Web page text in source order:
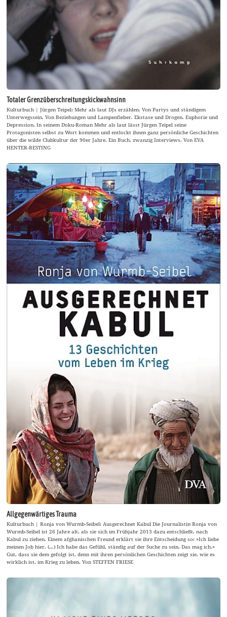
Totaler Grenzüberschreitungskickwahnsinn
Kulturbuch | Jürgen Teipel: Mehr als laut DJs erzählen. Von Partys und ständigem
Unterwegssein. Von Beziehungen und Lampenfieber. Ekstase und Drogen. Euphorie und
Depression. In seinem Doku-Roman Mehr als laut lässt Jürgen Teipel seine
Protagonisten selbst zu Wort kommen und entlockt ihnen ganz persönliche Geschichten
über die wilde Clubkultur der 90er Jahre. Ein Buch, zwanzig Interviews. Von EVA
HENTER-BESTING
Allgegenwärtiges Trauma
Kulturbuch | Ronja von Wurmb-Seibel: Ausgerechnet Kabul Die Journalistin Ronja von
Wurmb-Seibel ist 26 Jahre alt, als sie sich im Frühjahr 2013 dazu entschließt, nach
Kabul zu ziehen. Einem afghanischen Freund erklärt sie ihre Entscheidung so: »Ich liebe
meinen Job hier. (…) Ich habe das Gefühl, ständig auf der Suche zu sein. Das mag ich.«
Gut, dass sie dem gefolgt ist, denn mit ihren persönlichen Geschichten zeigt sie, wie es
wirklich ist, im Krieg zu leben. Von STEFFEN FRIESE